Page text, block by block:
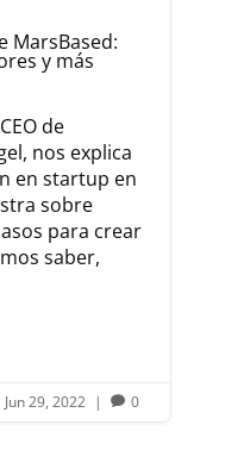
MarsBased:
y más
de
nos explica
en startup en
sobre
para crear
saber,
Jun 29, 2022 |  0